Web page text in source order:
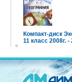
Компакт-диск
11 класс 2008г. -